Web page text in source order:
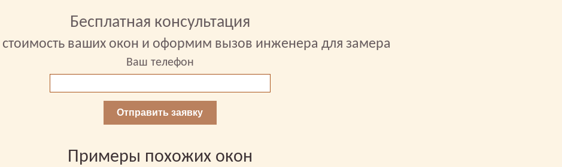
Бесплатная консультация
стоимость ваших окон и оформим вызов инженера для замера
Ваш телефон
Отправить заявку
Примеры похожих окон